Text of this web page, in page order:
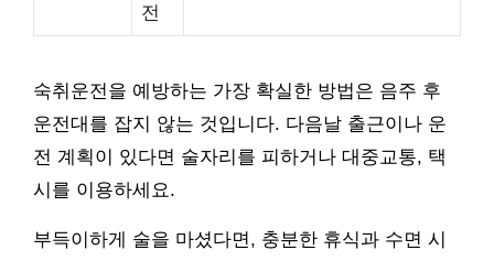
전
숙취운전을 예방하는 가장 확실한 방법은 음주 후
운전대를 잡지 않는 것입니다. 다음날 출근이나 운
전 계획이 있다면 술자리를 피하거나 대중교통, 택
시를 이용하세요.
부득이하게 술을 마셨다면, 충분한 휴식과 수면 시